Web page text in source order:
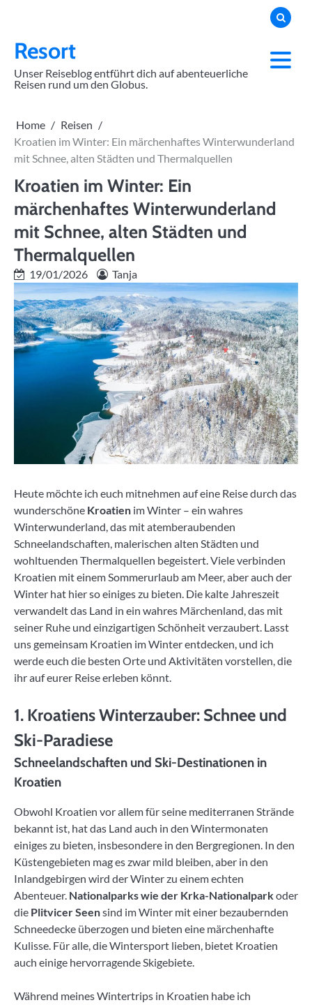
contentResort
Unser Reiseblog entführt dich auf abenteuerliche
Reisen rund um den Globus.
Home
Reisen
Kroatien im Winter: Ein märchenhaftes Winterwunderland
mit Schnee, alten Städten und Thermalquellen
Kroatien im Winter: Ein
märchenhaftes Winterwunderland
mit Schnee, alten Städten und
Thermalquellen
19/01/2026 Tanja
Heute möchte ich euch mitnehmen auf eine Reise durch das
wunderschöne Kroatien im Winter – ein wahres
Winterwunderland, das mit atemberaubenden
Schneelandschaften, malerischen alten Städten und
wohltuenden Thermalquellen begeistert. Viele verbinden
Kroatien mit einem Sommerurlaub am Meer, aber auch der
Winter hat hier so einiges zu bieten. Die kalte Jahreszeit
verwandelt das Land in ein wahres Märchenland, das mit
seiner Ruhe und einzigartigen Schönheit verzaubert. Lasst
uns gemeinsam Kroatien im Winter entdecken, und ich
werde euch die besten Orte und Aktivitäten vorstellen, die
ihr auf eurer Reise erleben könnt.
1. Kroatiens Winterzauber: Schnee und
Ski-Paradiese
Schneelandschaften und Ski-Destinationen in
Kroatien
Obwohl Kroatien vor allem für seine mediterranen Strände
bekannt ist, hat das Land auch in den Wintermonaten
einiges zu bieten, insbesondere in den Bergregionen. In den
Küstengebieten mag es zwar mild bleiben, aber in den
Inlandgebirgen wird der Winter zu einem echten
Abenteuer. Nationalparks wie der Krka-Nationalparkoder
die Plitvicer Seensind im Winter mit einer bezaubernden
Schneedecke überzogen und bieten eine märchenhafte
Kulisse. Für alle, die Wintersport lieben, bietet Kroatien
auch einige hervorragende Skigebiete.
Während meines Wintertrips in Kroatien habe ich